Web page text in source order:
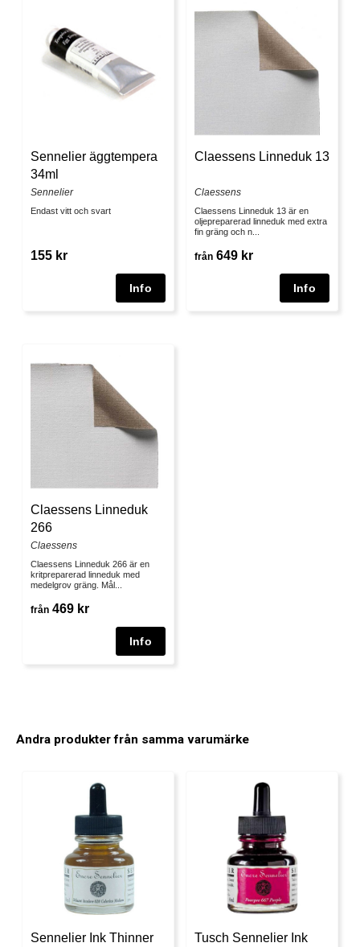
Sennelier äggtempera
34ml
Sennelier
Endast vitt och svart
155 kr
Claessens Linneduk 13
Claessens
Claessens Linneduk 13 är en
oljepreparerad linneduk med extra
fin gräng och n...
från 649 kr
Claessens Linneduk
266
Claessens
Claessens Linneduk 266 är en
kritpreparerad linneduk med
medelgrov gräng. Mål...
från 469 kr
Andra produkter från samma varumärke
Sennelier Ink Thinner
Tusch Sennelier Ink